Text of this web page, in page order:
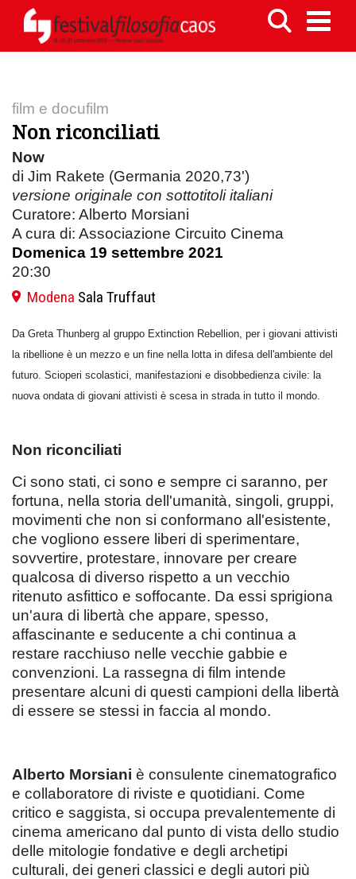
film e docufilm
Non riconciliati
Now
di Jim Rakete (Germania 2020,73')
versione originale con sottotitoli italiani
Curatore: Alberto Morsiani
A cura di: Associazione Circuito Cinema
Domenica 19 settembre 2021
20:30
Modena Sala Truffaut
Da Greta Thunberg al gruppo Extinction Rebellion, per i giovani attivisti
la ribellione è un mezzo e un fine nella lotta in difesa dell'ambiente del
futuro. Scioperi scolastici, manifestazioni e disobbedienza civile: la
nuova ondata di giovani attivisti è scesa in strada in tutto il mondo.
Non riconciliati
Ci sono stati, ci sono e sempre ci saranno, per
fortuna, nella storia dell'umanità, singoli, gruppi,
movimenti che non si conformano all'esistente,
che vogliono essere liberi di sperimentare,
sovvertire, protestare, innovare per creare
qualcosa di diverso rispetto a un vecchio
ritenuto asfittico e soffocante. Da essi sprigiona
un'aura di libertà che appare, spesso,
affascinante e seducente a chi continua a
restare racchiuso nelle vecchie gabbie e
convenzioni. La rassegna di film intende
presentare alcuni di questi campioni della libertà
di essere se stessi in faccia al mondo.
Alberto Morsiani è consulente cinematografico
e collaboratore di riviste e quotidiani. Come
critico e saggista, si occupa prevalentemente di
cinema americano dal punto di vista dello studio
delle mitologie fondative e degli archetipi
culturali, dei generi classici e degli autori più